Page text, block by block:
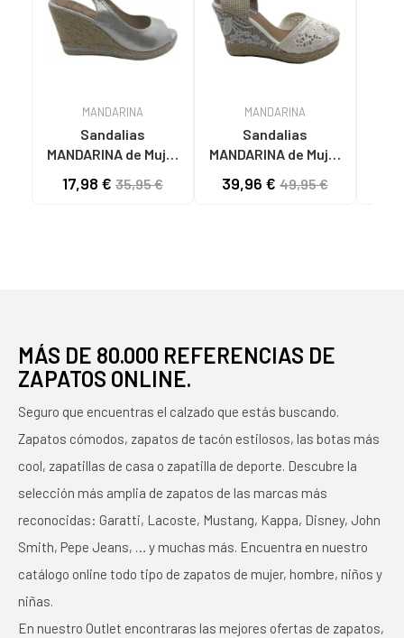
MANDARINA
Sandalias
MANDARINA de Mujer
MUJER SHOES 1926DF
17,98 € 35,95 €
MANDARINA
Sandalias
MANDARINA de Mujer
NOVIA SHOES AYANA
39,96 € 49,95 €
MÁS DE 80.000 REFERENCIAS DE
ZAPATOS ONLINE.
Seguro que encuentras el calzado que estás buscando.
Zapatos cómodos, zapatos de tacón estilosos, las botas más
cool, zapatillas de casa o zapatilla de deporte. Descubre la
selección más amplia de zapatos de las marcas más
reconocidas: Garatti, Lacoste, Mustang, Kappa, Disney, John
Smith, Pepe Jeans, … y muchas más. Encuentra en nuestro
catálogo online todo tipo de zapatos de mujer, hombre, niños y
niñas.
En nuestro Outlet encontraras las mejores ofertas de zapatos,